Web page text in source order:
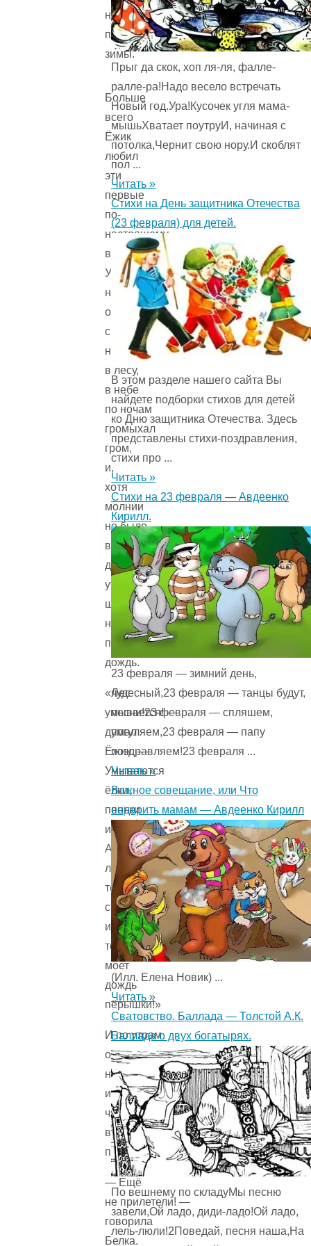
намываться
после
зимы.
Больше
всего
Ёжик
любил
эти
первые
по-
настоящему
весенние дни!
Уже
ни одного
островка
снега
не осталось
в лесу,
в небе
по ночам
громыхал
гром,
и,
хотя
молнии
не было
видно,
до самого
утра
шумел
настоящий
проливной
дождь.
«Лес
умывается! —
думал
Ёжик. —
Умываются
ёлки,
пеньки
и опушки.
А птицы
летят
теперь
с юга,
и им
тоже
моет
дождь
пёрышки!»
И по утрам
он выходил
на крыльцо
и ждал
чистых,
вымытых
птиц.
— Ещё
не прилетели! —
говорила
Белка.
Прыг да скок, хоп ля-ля, фалле-
ралле-ра!Надо весело встречать
Новый год.Ура!Кусочек угля мама-
мышьХватает поутруИ, начиная с
потолка,Чернит свою нору.И скоблят
пол ...
Читать »
Стихи на День защитника Отечества
(23 февраля) для детей.
В этом разделе нашего сайта Вы
найдете подборки стихов для детей
ко Дню защитника Отечества. Здесь
представлены стихи-поздравления,
стихи про ...
Читать »
Стихи на 23 февраля — Авдеенко
Кирилл.
23 февраля — зимний день,
чудесный,23 февраля — танцы будут,
песни!23 февраля — спляшем,
погуляем,23 февраля — папу
поздравляем!23 февраля ...
Читать »
Важное совещание, или Что
подарить мамам — Авдеенко Кирилл
(Илл. Елена Новик) ...
Читать »
Сватовство. Баллада — Толстой А.К.
Баллада о двух богатырях.
По вешнему по складуМы песню
завели,Ой ладо, диди-ладо!Ой ладо,
лель-люли!2Поведай, песня наша,На